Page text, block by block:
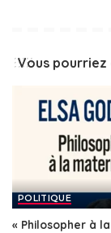
Vous
POLITIQUE
« Philosopher à la